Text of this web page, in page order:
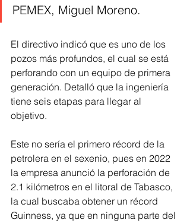
PEMEX, Miguel Moreno.
El directivo indicó que es uno de los
pozos más profundos, el cual se está
perforando con un equipo de primera
generación. Detalló que la ingeniería
tiene seis etapas para llegar al
objetivo.
Este no sería el primero récord de la
petrolera en el sexenio, pues en 2022
la empresa anunció la perforación de
2.1 kilómetros en el litoral de Tabasco,
la cual buscaba obtener un récord
Guinness, ya que en ninguna parte del